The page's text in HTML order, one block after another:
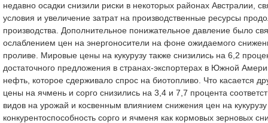
недавно осадки снизили риски в некоторых районах Австралии,
условия и увеличение затрат на производственные ресурсы
производства. Дополнительное понижательное давление было
ослаблением цен на энергоносители на фоне ожидаемого
проливе. Мировые цены на кукурузу также снизились на 6,2
достаточного предложения в странах-экспортерах в Южной
нефть, которое сдерживало спрос на биотопливо. Что касается
цены на ячмень и сорго снизились на 3,4 и 7,7 процента
видов на урожай и косвенным влиянием снижения цен на кукурузу
конкурентоспособность сорго и ячменя как кормовых зерновых